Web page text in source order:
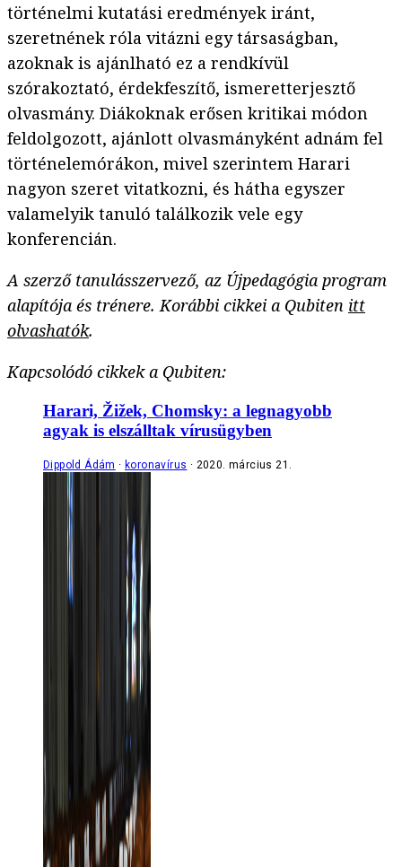
történelmi kutatási eredmények iránt,
szeretnének róla vitázni egy társaságban,
azoknak is ajánlható ez a rendkívül
szórakoztató, érdekfeszítő, ismeretterjesztő
olvasmány. Diákoknak erősen kritikai módon
feldolgozott, ajánlott olvasmányként adnám fel
történelemórákon, mivel szerintem Harari
nagyon szeret vitatkozni, és hátha egyszer
valamelyik tanuló találkozik vele egy
konferencián.
A szerző tanulásszervező, az Újpedagógia program
alapítója és trénere. Korábbi cikkei a Qubiten itt
olvashatók.
Kapcsolódó cikkek a Qubiten:
Harari, Žižek, Chomsky: a legnagyobb
agyak is elszálltak vírusügyben
Dippold Ádám koronavírus 2020. március 21.